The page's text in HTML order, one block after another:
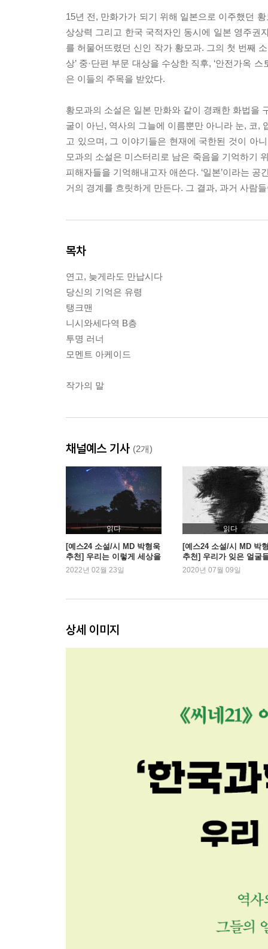
15년 전, 만화가가 되기 위해 일본으로 이주했던
상상력 그리고 한국 국적자인 동시에 일본 영주권
를 허물어뜨렸던 신인 작가 황모과. 그의 첫 번째
상’ 중·단편 부문 대상을 수상한 직후, ‘안전가옥
은 이들의 주목을 받았다.
황모과의 소설은 일본 만화와 같이 경쾌한 화법을
굴이 아닌, 역사의 그늘에 이름뿐만 아니라 눈, 코,
고 있으며, 그 이야기들은 현재에 국한된 것이 아
모과의 소설은 미스터리로 남은 죽음을 기억하기
피해자들을 기억해내고자 애쓴다. ‘일본’이라는
거의 경계를 흐릿하게 만든다. 그 결과, 과거 사람
목차
연고, 늦게라도 만납시다
당신의 기억은 유령
탱크맨
니시와세다역 B층
투명 러너
모멘트 아케이드
작가의 말
채널예스 기사 (2개)
읽다
[예스24 소설/시 MD 박형욱
추천] 우리는 이렇게 세상을
바꿀 것이다
2022년 02월 23일
읽다
[예스24 소설/시 MD 박
추천] 우리가 잊은 얼굴
2020년 07월 09일
상세 이미지